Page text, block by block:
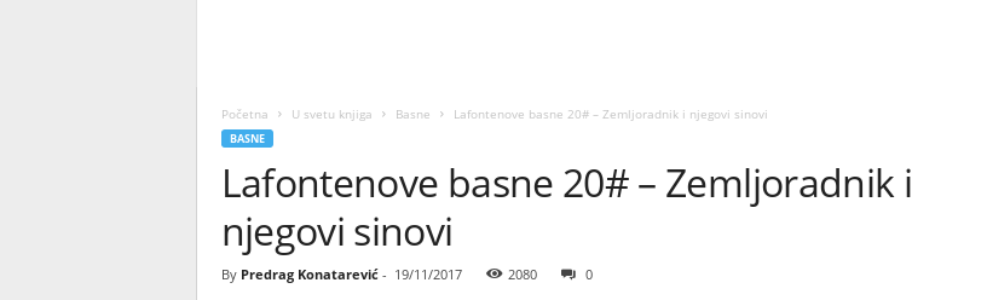
Početna U svetu knjiga Basne Lafontenove basne 20# – Zemljoradnik i njegovi sinovi
BASNE
Lafontenove basne 20# – Zemljoradnik i
njegovi sinovi
By Predrag Konatarević- 19/11/2017 2080 0